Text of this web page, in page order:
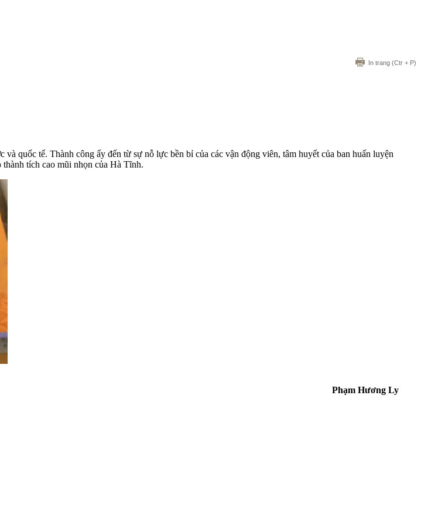
In trang (Ctr + P)
quốc tế. Thành công ấy đến từ sự nỗ lực bền bỉ của các vận động viên, tâm huyết của ban huấn luyện
tích cao mũi nhọn của Hà Tĩnh.
Phạm Hương Ly